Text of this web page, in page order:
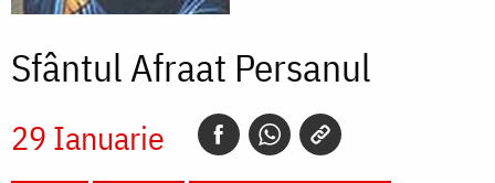
Sfântul Afraat Persanul
29 Ianuarie